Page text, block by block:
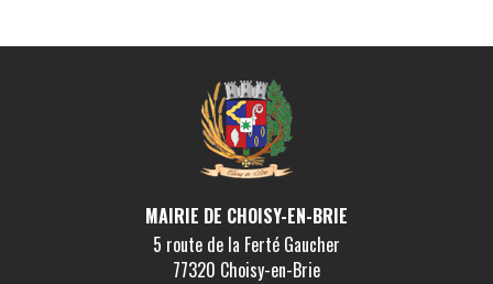
MAIRIE DE CHOISY-EN-BRIE
5 route de la Ferté Gaucher
77320 Choisy-en-Brie